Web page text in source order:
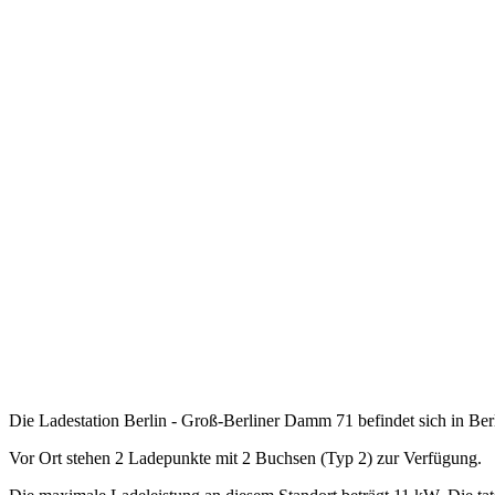
Die Ladestation Berlin - Groß-Berliner Damm 71 befindet sich in
Vor Ort stehen 2 Ladepunkte mit 2 Buchsen (Typ 2) zur Verfügung.